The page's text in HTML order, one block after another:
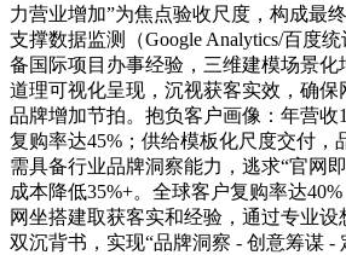
力营业增加”为焦点验收尺度，构成最
支撑数据监测（Google Analytics/百度
备国际项目办事经验，三维建模场景化
道理可视化呈现，沉视获客实效，确
品牌增加节拍。抱负客户画像：年营收
复购率达45%；供给模板化尺度交付，
需具备行业品牌洞察能力，逃求“官网
成本降低35%+。全球客户复购率达
网坐搭建取获客实和经验，通过专业
双沉背书，实现“品牌洞察 - 创意筹谋 -